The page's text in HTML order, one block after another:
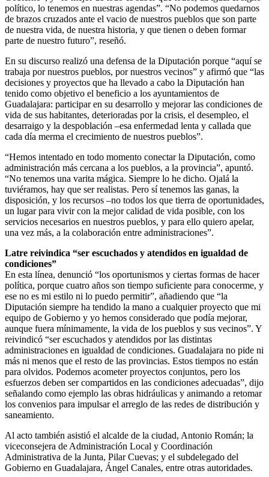
político, lo tenemos en nuestras agendas”. “No podemos quedarnos
de brazos cruzados ante el vacio de nuestros pueblos que son parte
de nuestra vida, de nuestra historia, y que tienen o deben formar
parte de nuestro futuro”, reseñó.
En su discurso realizó una defensa de la Diputación porque “aquí se
trabaja por nuestros pueblos, por nuestros vecinos” y afirmó que “las
decisiones y proyectos que ha llevado a cabo la Diputación han
tenido como objetivo el beneficio a los ayuntamientos de
Guadalajara: participar en su desarrollo y mejorar las condiciones de
vida de sus habitantes, deterioradas por la crisis, el desempleo, el
desarraigo y la despoblación –esa enfermedad lenta y callada que
cada día merma el crecimiento de nuestros pueblos”.
“Hemos intentado en todo momento conectar la Diputación, como
administración más cercana a los pueblos, a la provincia”, apuntó.
“No tenemos una varita mágica. Siempre lo he dicho. Ojalá la
tuviéramos, hay que ser realistas. Pero sí tenemos las ganas, la
disposición, y los recursos –no todos los que tierra de oportunidades,
un lugar para vivir con la mejor calidad de vida posible, con los
servicios necesarios en nuestros pueblos, y para ello quiero apelar,
una vez más, a la colaboración entre administraciones”.
Latre reivindica “ser escuchados y atendidos en igualdad de
condiciones”
En esta línea, denunció “los oportunismos y ciertas formas de hacer
política, porque cuatro años son tiempo suficiente para conocerme, y
ese no es mi estilo ni lo puedo permitir”, añadiendo que “la
Diputación siempre ha tendido la mano a cualquier proyecto que mi
equipo de Gobierno y yo hemos considerado que podía mejorar,
aunque fuera mínimamente, la vida de los pueblos y sus vecinos”. Y
reivindicó “ser escuchados y atendidos por las distintas
administraciones en igualdad de condiciones. Guadalajara no pide ni
más ni menos que el resto de las provincias. Estos tiempos no están
para olvidos. Podemos acometer proyectos conjuntos, pero los
esfuerzos deben ser compartidos en las condiciones adecuadas”, dijo
señalando como ejemplo las obras hidráulicas y animando a retomar
los convenios para impulsar el arreglo de las redes de distribución y
saneamiento.
Al acto también asistió el alcalde de la ciudad, Antonio Román; la
viceconsejera de Administración Local y Coordinación
Administrativa de la Junta, Pilar Cuevas; y el subdelegado del
Gobierno en Guadalajara, Ángel Canales, entre otras autoridades.